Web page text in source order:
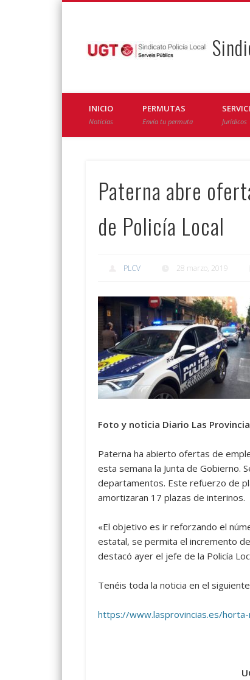
FacebookTwitter
INICIO
Noticias
PERMUTAS
Envía tu permuta Jurídicos
Paterna abre
de Policía Local
PLCV 28 marzo, 2019
Foto y noticia Diario Las
Paterna ha abierto ofertas de
esta semana la Junta de Gobierno.
departamentos. Este refuerzo de
amortizaran 17 plazas de interinos.
«El objetivo es ir reforzando el
estatal, se permita el incremento
destacó ayer el jefe de la Policía
Tenéis toda la noticia en el
https://www.lasprovincias.es/